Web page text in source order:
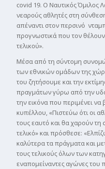
covid 19. Ο Ναυτικός Όµιλος
νεαρούς αθλητές στη
απέναντι στον περσινό
προγνωστικά που τον
τελικού».
Μέσα από τη σύντοµη
των εθνικών οµάδων της
του ζητήσουµε και την
πραγµάτων γύρω από την
την εικόνα που περιµένει να
κυπέλλου, «Πιστεύω ότι οι
τους εαυτό και θα χαρούν
τελικό» και πρόσθεσε:
καλύτερα τα πράγµατα και
τους τελικούς όλων των
εναποµείναντες αγώνες του